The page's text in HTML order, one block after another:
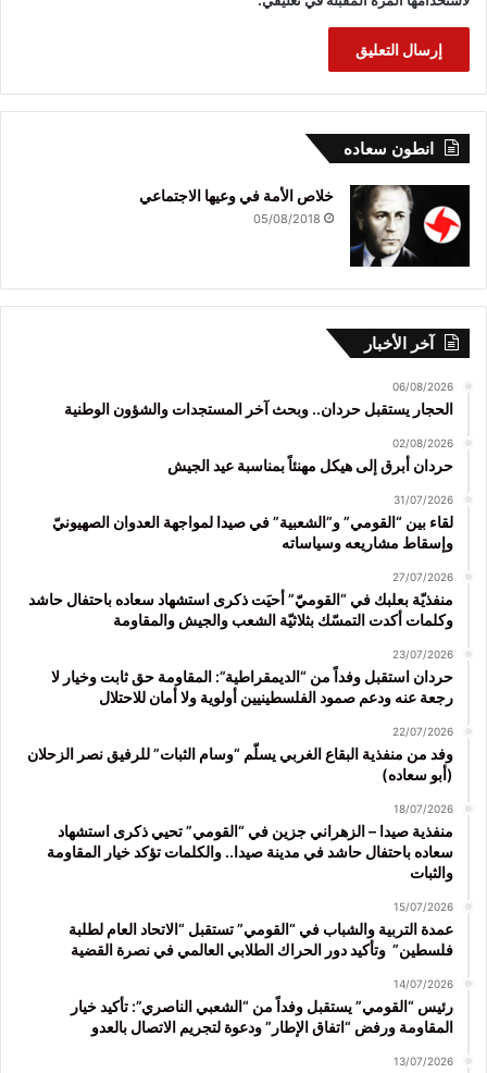
انطون سعاده
خلاص الأمة في وعيها الاجتماعي
05/08/2018
آخر الأخبار
06/08/2026
الحجار يستقبل حردان.. وبحث آخر المستجدات والشؤون الوطنية
02/08/2026
حردان أبرق إلى هيكل مهنئاً بمناسبة عيد الجيش
31/07/2026
لقاء بين “القومي” و”الشعبية” في صيدا لمواجهة العدوان الصهيونيّ
وإسقاط مشاريعه وسياساته
27/07/2026
منفذيّة بعلبك في “القوميّ” أحيَت ذكرى استشهاد سعاده باحتفال حاشد
وكلمات أكدت التمسّك بثلاثيّة الشعب والجيش والمقاومة
23/07/2026
حردان استقبل وفداً من “الديمقراطية”: المقاومة حق ثابت وخيار لا
رجعة عنه ودعم صمود الفلسطينيين أولوية ولا أمان للاحتلال
22/07/2026
وفد من منفذية البقاع الغربي يسلّم “وسام الثبات” للرفيق نصر الزحلان
(أبو سعاده)
18/07/2026
منفذية صيدا – الزهراني جزين في “القومي” تحيي ذكرى استشهاد
سعاده باحتفال حاشد في مدينة صيدا.. والكلمات تؤكد خيار المقاومة
والثبات
15/07/2026
عمدة التربية والشباب في “القومي” تستقبل “الاتحاد العام لطلبة
فلسطين” وتأكيد دور الحراك الطلابي العالمي في نصرة القضية
14/07/2026
رئيس “القومي” يستقبل وفداً من “الشعبي الناصري”: تأكيد خيار
المقاومة ورفض “اتفاق الإطار” ودعوة لتجريم الاتصال بالعدو
13/07/2026